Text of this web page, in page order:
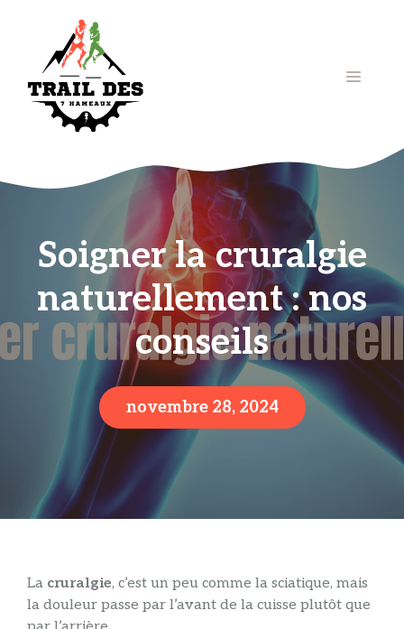
contenu
Menu
Soigner la cruralgie
naturellement : nos
conseils
novembre 28, 2024
La cruralgie, c’est un peu comme la sciatique, mais
la douleur passe par l’avant de la cuisse plutôt que